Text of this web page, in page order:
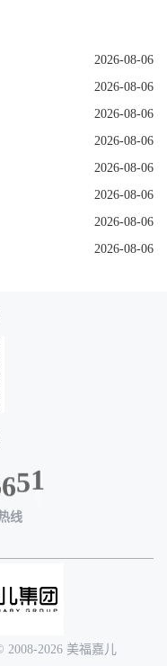
2026-08-06
2026-08-06
2026-08-06
2026-08-06
2026-08-06
2026-08-06
2026-08-06
2026-08-06
651
线
2008-2026 美福嘉儿